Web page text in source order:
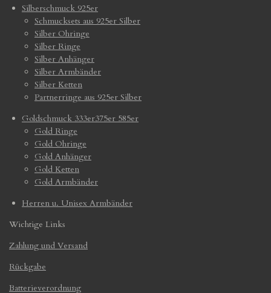
Silberschmuck 925er
Schmucksets aus 925er Silber
Silber Ohringe
Silber Ringe
Silber Anhänger
Silber Armbänder
Silber Ketten
Partnerringe aus 925er Silber
Goldschmuck 333er375er 585er
Gold Ringe
Gold Ohringe
Gold Anhänger
Gold Ketten
Gold Armbänder
Herren u. Unisex Armbänder
Wichtige Links
Zahlung und Versand
Rückgabe
Batterieverordnung